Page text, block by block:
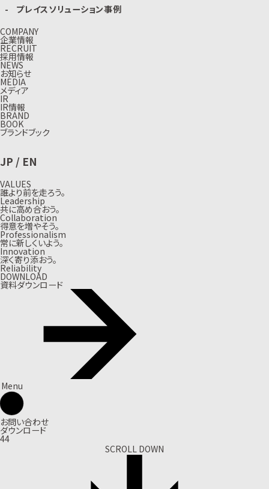
プレイスソリューション事例
COMPANY
企業情報
RECRUIT
採用情報
NEWS
お知らせ
MEDIA
メディア
IR
IR情報
BRAND
BOOK
ブランドブック
JP / EN
VALUES
誰より前を走ろう。
Leadership
共に高め合おう。
Collaboration
得意を増やそう。
Professionalism
常に新しくいよう。
Innovation
深く寄り添おう。
Reliability
DOWNLOAD
資料ダウンロード
Menu
お問い合わせ
ダウンロード
44
SCROLL DOWN